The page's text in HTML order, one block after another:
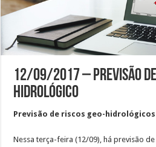
12/09/2017 – Previsão de
hidrológico
Previsão de riscos geo-hidrológicos
Nessa terça-feira (12/09), há previsão